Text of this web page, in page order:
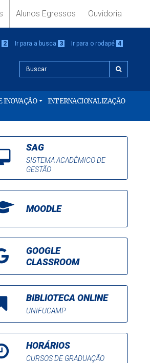
Alunos Egressos Ouvidoria
2 Ir para a busca 3 Ir para o rodapé 4
INOVAÇÃO INTERNACIONALIZAÇÃO
SAG
SISTEMA ACADÊMICO DE
GESTÃO
MOODLE
GOOGLE
CLASSROOM
BIBLIOTECA ONLINE
UNIFUCAMP
HORÁRIOS
CURSOS DE GRADUAÇÃO